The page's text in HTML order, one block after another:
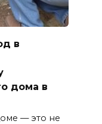
в
дома в
— это не